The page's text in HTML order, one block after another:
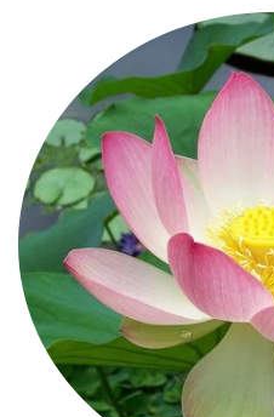
BUKETTER
BRYLLUP
BLOMSTER